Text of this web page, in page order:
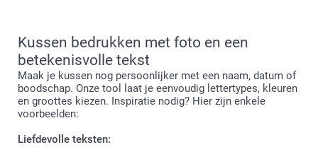
Kussen bedrukken met foto en een
betekenisvolle tekst
Maak je kussen nog persoonlijker met een naam, datum of
boodschap. Onze tool laat je eenvoudig lettertypes, kleuren
en groottes kiezen. Inspiratie nodig? Hier zijn enkele
voorbeelden:
Liefdevolle teksten: